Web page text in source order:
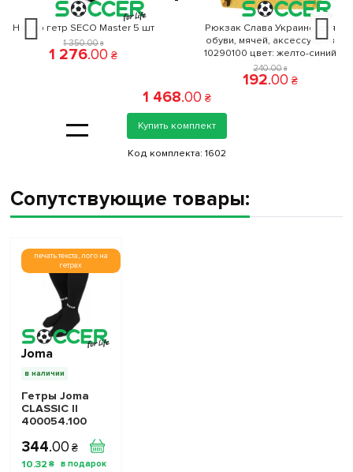
Набор гетр SECO Master 5 шт
1 350.00 ₴
1 276.00 ₴
Рюкзак Слава Украине для
обуви, мячей, аксессуаров
10290100 цвет: желто-синий
240.00 ₴
192.00 ₴
=
1 468.00 ₴
Купить комплект
Код комплекта: 1602
Сопутствующие товары:
печать текста, лого на
гетрах
Joma
в наличии
Гетры Joma
CLASSIC II
400054.100
344.00 ₴
10.32 ₴